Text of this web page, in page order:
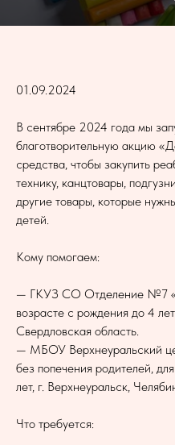
01.09.2024
В сентябре 2024 года мы
благотворительную акцию
средства, чтобы закупить
технику, канцтовары,
другие товары, которые
детей.
Кому помогаем:
— ГКУЗ СО Отделение №7
возрасте с рождения до 4
Свердловская область.
— МБОУ Верхнеуральский
без попечения родителей,
лет, г. Верхнеуральск,
Что требуется: